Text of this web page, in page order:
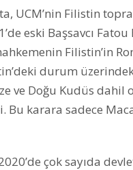
UCM’nin Filistin
eski Başsavcı
Filistin’in
durum
ve Doğu Kudüs dahil
Bu karara sadece
çok sayıda